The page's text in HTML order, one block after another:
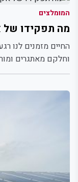
המומלצים
מה תפקידו של
החיים מזמנים לנו
וחלקם מאתגרים
המורכבים...